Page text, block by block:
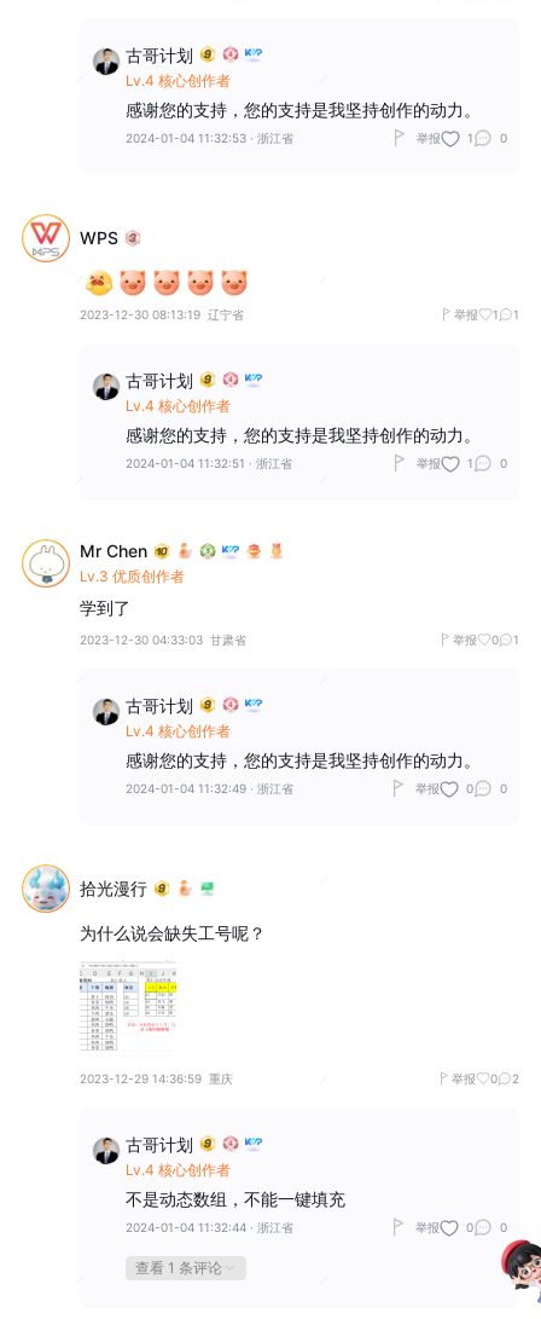
古哥计划
Lv.4 核心创作者
感谢您的支持，您的支持是我坚持创作的动力。
2024-01-04 11:32:53 · 浙江省 举报 1 0
WPS
2023-12-30 08:13:19 辽宁省 举报 1 1
古哥计划
Lv.4 核心创作者
感谢您的支持，您的支持是我坚持创作的动力。
2024-01-04 11:32:51 · 浙江省 举报 1 0
Mr Chen
Lv.3 优质创作者
学到了
2023-12-30 04:33:03 甘肃省 举报 0 1
古哥计划
Lv.4 核心创作者
感谢您的支持，您的支持是我坚持创作的动力。
2024-01-04 11:32:49 · 浙江省 举报 0 0
拾光漫行
为什么说会缺失工号呢？
2023-12-29 14:36:59 重庆 举报 0 2
古哥计划
Lv.4 核心创作者
不是动态数组，不能一键填充
2024-01-04 11:32:44 · 浙江省 举报 0 0
查看 1 条评论